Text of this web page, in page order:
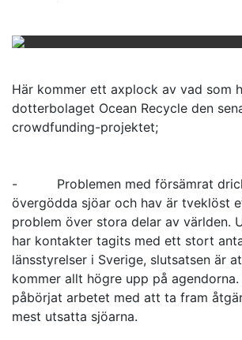
Här kommer ett axplock av vad som
dotterbolaget Ocean Recycle den
crowdfunding-projektet;
- Problemen med försämrat
övergödda sjöar och hav är tveklöst
problem över stora delar av världen.
har kontakter tagits med ett stort
länsstyrelser i Sverige, slutsatsen är
kommer allt högre upp på agendorna.
påbörjat arbetet med att ta fram
mest utsatta sjöarna.